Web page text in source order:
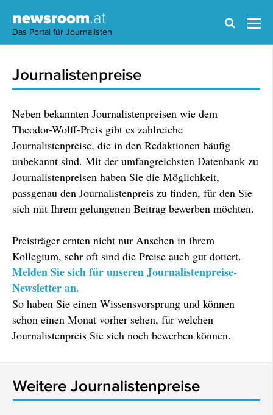
newsroom.at
Das Portal für Journalisten
Journalistenpreise
Neben bekannten Journalistenpreisen wie dem
Theodor-Wolff-Preis gibt es zahlreiche
Journalistenpreise, die in den Redaktionen häufig
unbekannt sind. Mit der umfangreichsten Datenbank zu
Journalistenpreisen haben Sie die Möglichkeit,
passgenau den Journalistenpreis zu finden, für den Sie
sich mit Ihrem gelungenen Beitrag bewerben möchten.
Preisträger ernten nicht nur Ansehen in ihrem
Kollegium, sehr oft sind die Preise auch gut dotiert.
Melden Sie sich für unseren Journalistenpreise-
Newsletter an.
So haben Sie einen Wissensvorsprung und können
schon einen Monat vorher sehen, für welchen
Journalistenpreis Sie sich noch bewerben können.
Weitere Journalistenpreise